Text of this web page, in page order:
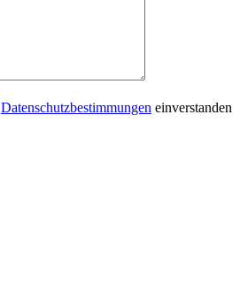
Datenschutzbestimmungen einverstanden